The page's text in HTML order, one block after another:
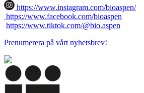
https://www.instagram.com/bioaspen/
https://www.facebook.com/bioaspen
https://www.tiktok.com/@bio.aspen
Prenumerera på vårt nyhetsbrev!